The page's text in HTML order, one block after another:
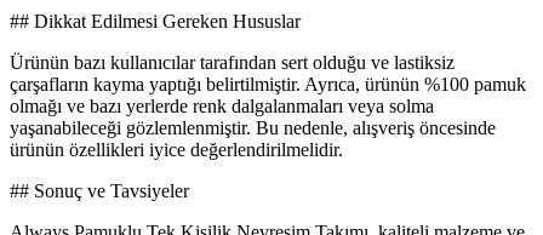
## Dikkat Edilmesi Gereken Hususlar
Ürünün bazı kullanıcılar tarafından sert olduğu ve lastiksiz
çarşafların kayma yaptığı belirtilmiştir. Ayrıca, ürünün %100 pamuk
olmağı ve bazı yerlerde renk dalgalanmaları veya solma
yaşanabileceği gözlemlenmiştir. Bu nedenle, alışveriş öncesinde
ürünün özellikleri iyice değerlendirilmelidir.
## Sonuç ve Tavsiyeler